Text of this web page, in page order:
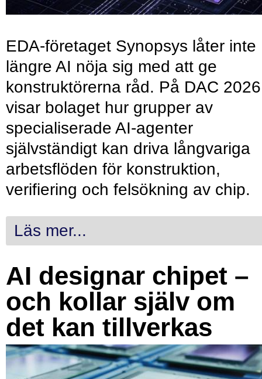
EDA-företaget Synopsys låter inte
längre AI nöja sig med att ge
konstruktörerna råd. På DAC 2026
visar bolaget hur grupper av
specialiserade AI-agenter
självständigt kan driva långvariga
arbetsflöden för konstruktion,
verifiering och felsökning av chip.
Läs mer...
AI designar chipet –
och kollar själv om
det kan tillverkas